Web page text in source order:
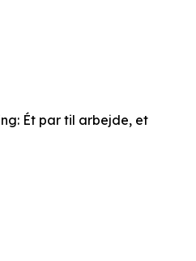
Ét par til arbejde, et